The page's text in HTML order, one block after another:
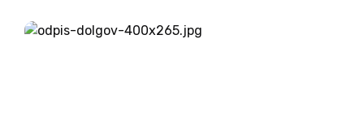
pod kakšnim člankom, ki jih...